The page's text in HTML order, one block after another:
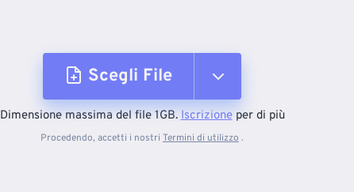
Scegli File
Dal dispositivo
Dimensione massima del file 1GB.Iscrizioneper di più
Procedendo, accetti i nostri Termini di utilizzo .